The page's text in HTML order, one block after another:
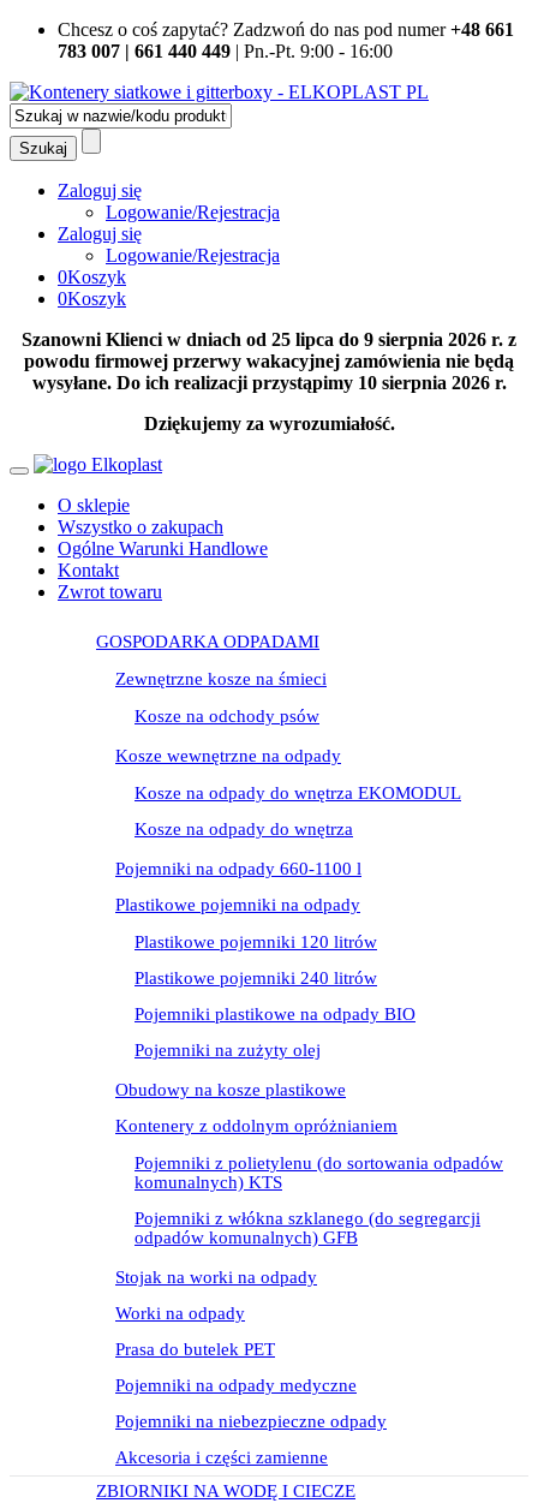
Chcesz o coś zapytać? Zadzwoń do nas pod numer+48 661
783 007 | 661 440 449 | Pn.-Pt. 9:00 - 16:00
Zaloguj się
Logowanie/Rejestracja
Zaloguj się
Logowanie/Rejestracja
0Koszyk
0Koszyk
Szanowni Klienci w dniach od 25 lipca do 9 sierpnia 2026 r. z
powodu firmowej przerwy wakacyjnej zamówienia nie będą
wysyłane. Do ich realizacji przystąpimy 10 sierpnia 2026 r.
Dziękujemy za wyrozumiałość.
O sklepie
Wszystko o zakupach
Ogólne Warunki Handlowe
Kontakt
Zwrot towaru
GOSPODARKA ODPADAMI
Zewnętrzne kosze na śmieci
Kosze na odchody psów
Kosze wewnętrzne na odpady
Kosze na odpady do wnętrza EKOMODUL
Kosze na odpady do wnętrza
Pojemniki na odpady 660-1100 l
Plastikowe pojemniki na odpady
Plastikowe pojemniki 120 litrów
Plastikowe pojemniki 240 litrów
Pojemniki plastikowe na odpady BIO
Pojemniki na zużyty olej
Obudowy na kosze plastikowe
Kontenery z oddolnym opróżnianiem
Pojemniki z polietylenu (do sortowania odpadów
komunalnych) KTS
Pojemniki z włókna szklanego (do segregarcji
odpadów komunalnych) GFB
Stojak na worki na odpady
Worki na odpady
Prasa do butelek PET
Pojemniki na odpady medyczne
Pojemniki na niebezpieczne odpady
Akcesoria i części zamienne
ZBIORNIKI NA WODĘ I CIECZE